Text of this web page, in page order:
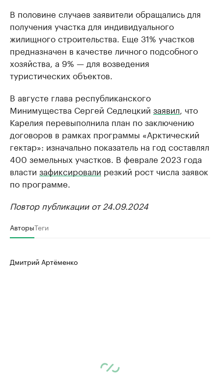
В половине случаев заявители обращались для
получения участка для индивидуального
жилищного строительства. Еще 31% участков
предназначен в качестве личного подсобного
хозяйства, а 9% — для возведения
туристических объектов.
В августе глава республиканского
Минимущества Сергей Седлецкий заявил, что
Карелия перевыполнила план по заключению
договоров в рамках программы «Арктический
гектар»: изначально показатель на год составлял
400 земельных участков. В феврале 2023 года
власти зафиксировали резкий рост числа заявок
по программе.
Повтор публикации от 24.09.2024
АвторыТеги
Дмитрий Артёменко